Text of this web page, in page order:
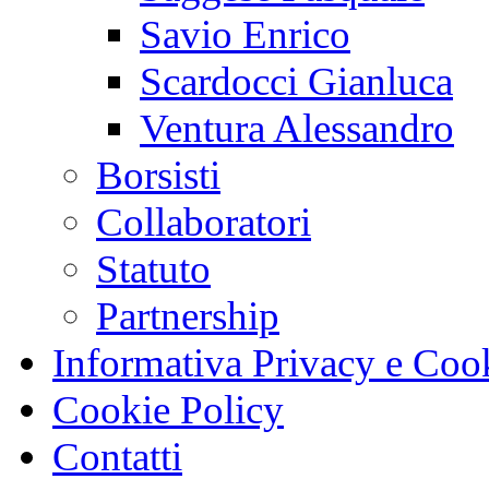
Savio Enrico
Scardocci Gianluca
Ventura Alessandro
Borsisti
Collaboratori
Statuto
Partnership
Informativa Privacy e
Cookie Policy
Contatti